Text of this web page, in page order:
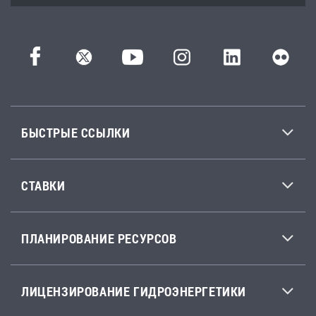
БЫСТРЫЕ ССЫЛКИ
СТАВКИ
ПЛАНИРОВАНИЕ РЕСУРСОВ
ЛИЦЕНЗИРОВАНИЕ ГИДРОЭНЕРГЕТИКИ